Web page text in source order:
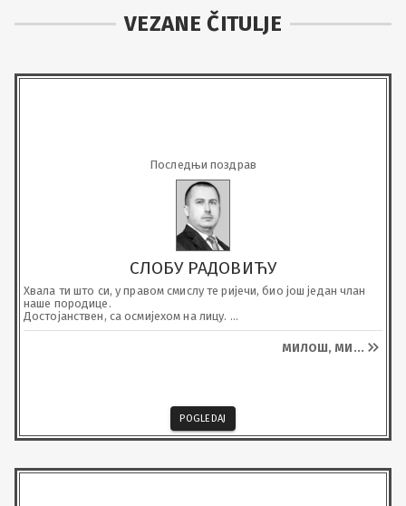
VEZANE ČITULJE
Последњи поздрав
СЛОБУ РАДОВИЋУ
Хвала ти што си, у правом смислу те ријечи, био још један члан
наше породице.
Достојанствен, са осмијехом на лицу.
Таквог ћемо те памтити.
МИЛОШ, МИ ...
POGLEDAJ